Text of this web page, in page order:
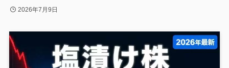
2026年7月9日